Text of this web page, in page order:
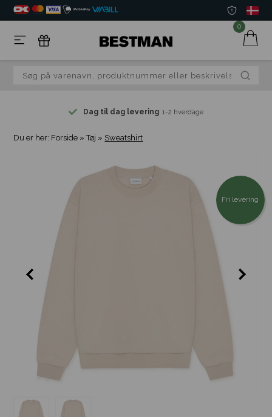
0
Dag til dag levering 1-2 hverdage
Du er her: Forside »Tøj » Sweatshirt
Fri levering